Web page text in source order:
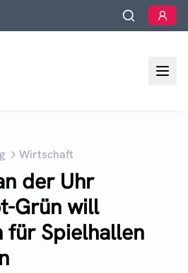
Wirtschaft
der Uhr
Grün will
für Spielhallen